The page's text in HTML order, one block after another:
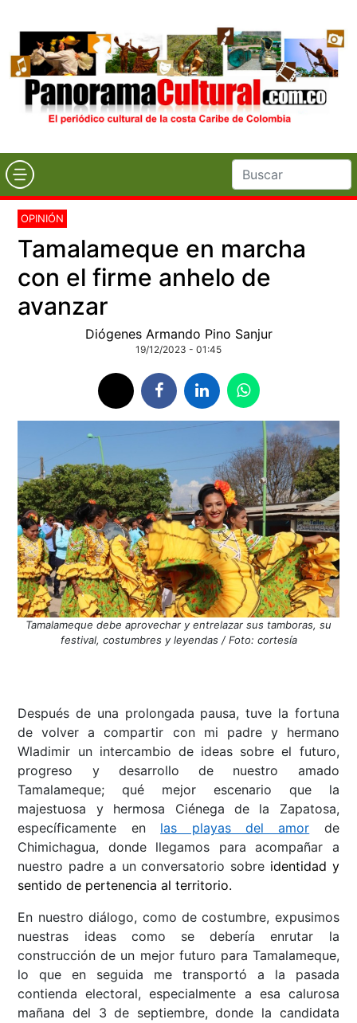
OPINIÓN
Tamalameque en marcha
con el firme anhelo de
avanzar
Diógenes Armando Pino Sanjur
19/12/2023 - 01:45
Tamalameque debe aprovechar y entrelazar sus tamboras, su
festival, costumbres y leyendas / Foto: cortesía
Después de una prolongada pausa, tuve la fortuna
de volver a compartir con mi padre y hermano
Wladimir un intercambio de ideas sobre el futuro,
progreso y desarrollo de nuestro amado
Tamalameque; qué mejor escenario que la
majestuosa y hermosa Ciénega de la Zapatosa,
específicamente en las playas del amor de
Chimichagua, donde llegamos para acompañar a
nuestro padre a un conversatorio sobre identidad y
sentido de pertenencia al territorio.
En nuestro diálogo, como de costumbre, expusimos
nuestras ideas como se debería enrutar la
construcción de un mejor futuro para Tamalameque,
lo que en seguida me transportó a la pasada
contienda electoral, especialmente a esa calurosa
mañana del 3 de septiembre, donde la candidata